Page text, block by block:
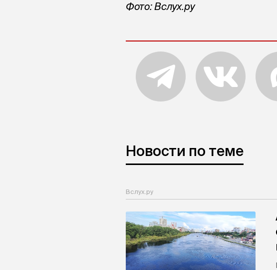
Фото: Вслух.ру
Новости по теме
Вслух.ру